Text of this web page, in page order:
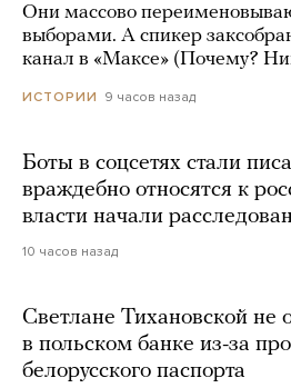
Они массово
выборами. А спикер
канал в «Максе» (Почему?
ИСТОРИИ 9 часов назад
Боты в соцсетях стали
враждебно относятся к
власти начали
10 часов назад
Светлане Тихановской не
в польском банке из-за
белорусского паспорта